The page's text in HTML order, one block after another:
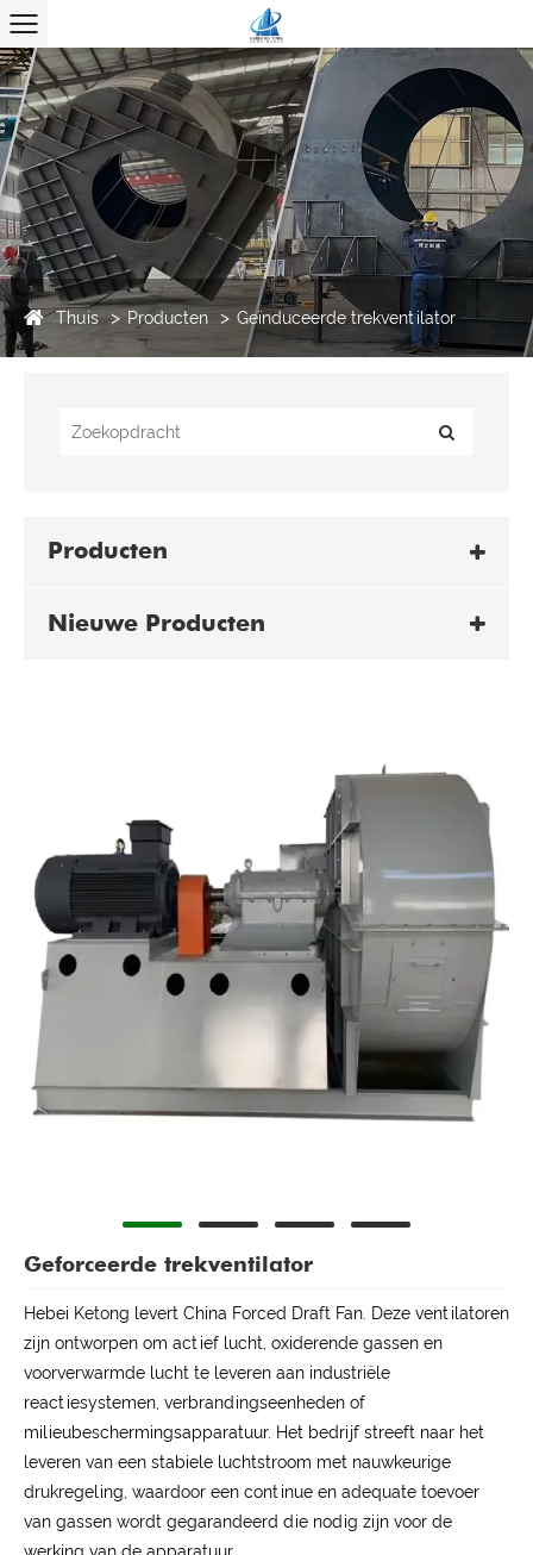
Thuis Producten Geïnduceerde trekventilator
Producten
Nieuwe Producten
Geforceerde trekventilator
Hebei Ketong levert China Forced Draft Fan. Deze ventilatoren
zijn ontworpen om actief lucht, oxiderende gassen en
voorverwarmde lucht te leveren aan industriële
reactiesystemen, verbrandingseenheden of
milieubeschermingsapparatuur. Het bedrijf streeft naar het
leveren van een stabiele luchtstroom met nauwkeurige
drukregeling, waardoor een continue en adequate toevoer
van gassen wordt gegarandeerd die nodig zijn voor de